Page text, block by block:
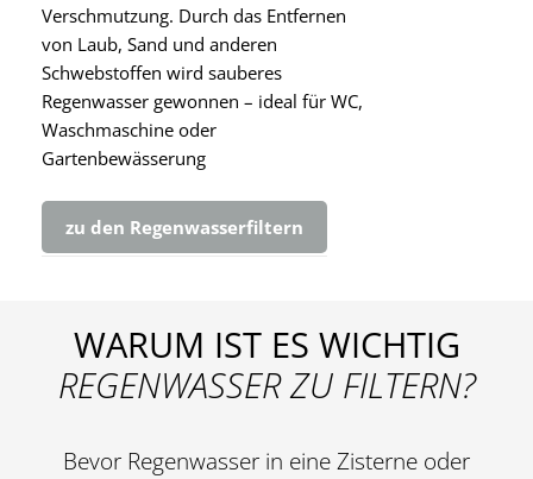
Verschmutzung. Durch das Entfernen
von Laub, Sand und anderen
Schwebstoffen wird sauberes
Regenwasser gewonnen – ideal für WC,
Waschmaschine oder
Gartenbewässerung
zu den Regenwasserfiltern
WARUM IST ES WICHTIG
REGENWASSER ZU FILTERN?
Bevor Regenwasser in eine Zisterne oder